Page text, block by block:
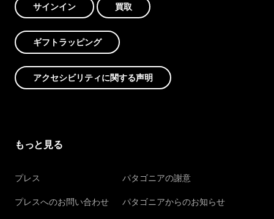
サインイン 買取
ギフトラッピング
アクセシビリティに関する声明
もっと見る
プレス
プレスへのお問い合わせ
パタゴニアの謝意
パタゴニアからのお知らせ